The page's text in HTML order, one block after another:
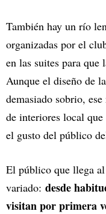
También hay un río
organizadas por el
en las suites para que
Aunque el diseño de
demasiado sobrio,
de interiores local
el gusto del público
El público que llega
variado: desde
visitan por primera